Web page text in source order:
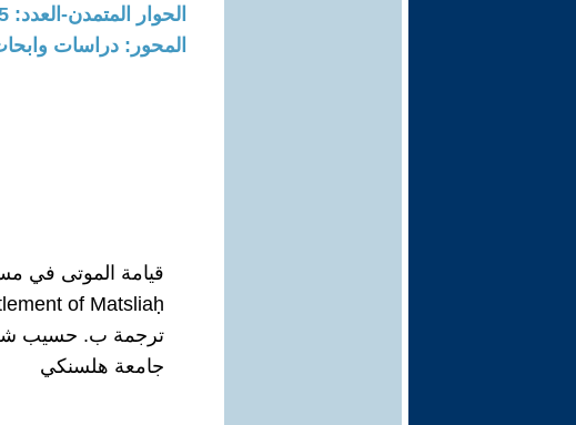
الحوار المتمدن-العدد: 5925 - 2018 / 7 / 6 - 19:05
المحور: دراسات
قيامة الموتى في
of Matsliaḥ
ترجمة ب. حسيب
جامعة هلسنكي